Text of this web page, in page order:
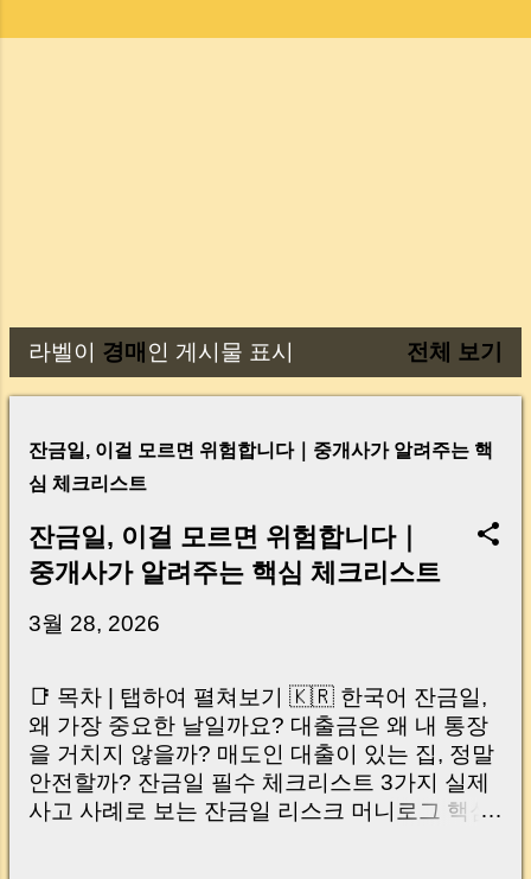
글
라벨이 경매 인 게시물 표시 전체 보기
잔금일, 이걸 모르면 위험합니다｜중개사가 알려주는 핵
심 체크리스트
잔금일, 이걸 모르면 위험합니다｜
중개사가 알려주는 핵심 체크리스트
3월 28, 2026
📑 목차 | 탭하여 펼쳐보기 🇰🇷 한국어 잔금일,
왜 가장 중요한 날일까요? 대출금은 왜 내 통장
을 거치지 않을까? 매도인 대출이 있는 집, 정말
안전할까? 잔금일 필수 체크리스트 3가지 실제
사고 사례로 보는 잔금일 리스크 머니로그 핵심